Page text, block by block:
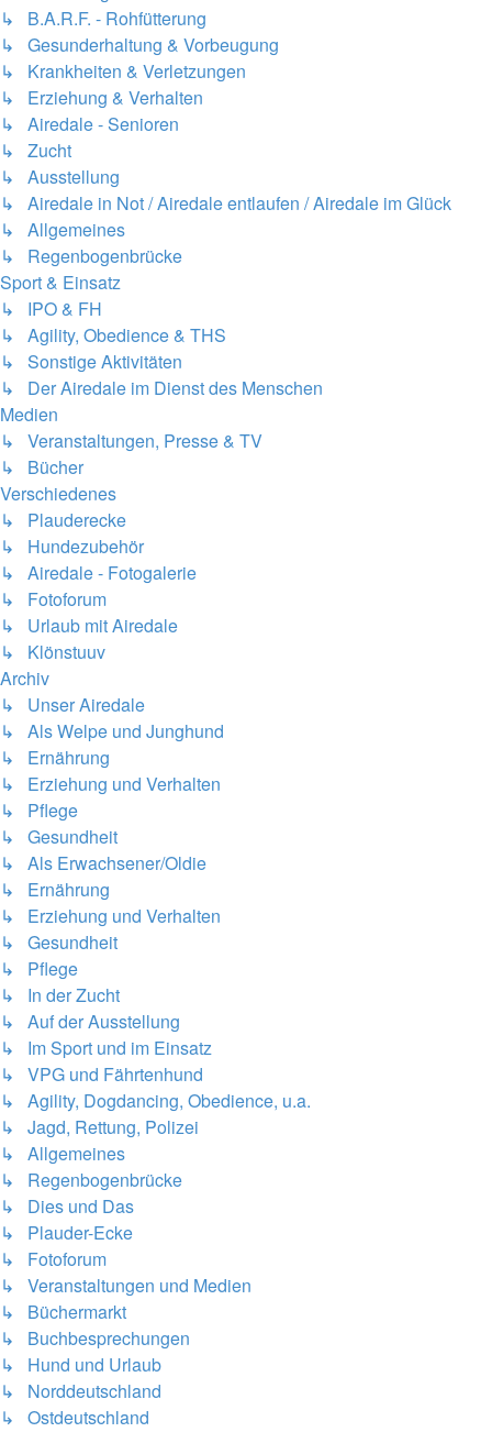
↳ B.A.R.F. - Rohfütterung
↳ Gesunderhaltung & Vorbeugung
↳ Krankheiten & Verletzungen
↳ Erziehung & Verhalten
↳ Airedale - Senioren
↳ Zucht
↳ Ausstellung
↳ Airedale in Not / Airedale entlaufen / Airedale im Glück
↳ Allgemeines
↳ Regenbogenbrücke
Sport & Einsatz
↳ IPO & FH
↳ Agility, Obedience & THS
↳ Sonstige Aktivitäten
↳ Der Airedale im Dienst des Menschen
Medien
↳ Veranstaltungen, Presse & TV
↳ Bücher
Verschiedenes
↳ Plauderecke
↳ Hundezubehör
↳ Airedale - Fotogalerie
↳ Fotoforum
↳ Urlaub mit Airedale
↳ Klönstuuv
Archiv
↳ Unser Airedale
↳ Als Welpe und Junghund
↳ Ernährung
↳ Erziehung und Verhalten
↳ Pflege
↳ Gesundheit
↳ Als Erwachsener/Oldie
↳ Ernährung
↳ Erziehung und Verhalten
↳ Gesundheit
↳ Pflege
↳ In der Zucht
↳ Auf der Ausstellung
↳ Im Sport und im Einsatz
↳ VPG und Fährtenhund
↳ Agility, Dogdancing, Obedience, u.a.
↳ Jagd, Rettung, Polizei
↳ Allgemeines
↳ Regenbogenbrücke
↳ Dies und Das
↳ Plauder-Ecke
↳ Fotoforum
↳ Veranstaltungen und Medien
↳ Büchermarkt
↳ Buchbesprechungen
↳ Hund und Urlaub
↳ Norddeutschland
↳ Ostdeutschland